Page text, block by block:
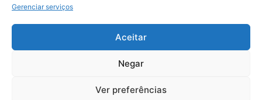
Gerenciar serviços
Aceitar
Negar
Ver preferências
Termos de usoe aPolítica de privacidade